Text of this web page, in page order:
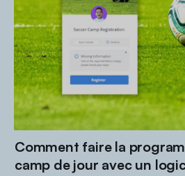
Comment faire la
camp de jour avec un